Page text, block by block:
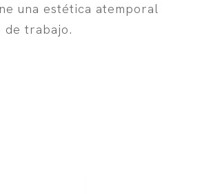
una estética atemporal
de trabajo.